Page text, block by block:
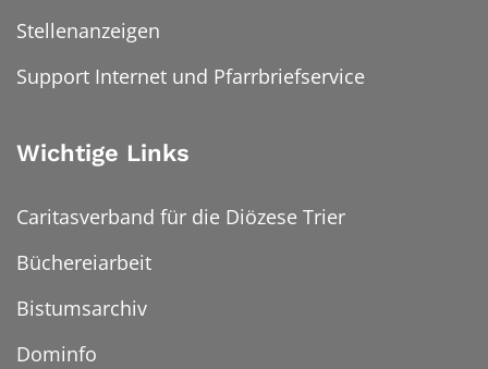
Stellenanzeigen
Support Internet und Pfarrbriefservice
Wichtige Links
Caritasverband für die Diözese Trier
Büchereiarbeit
Bistumsarchiv
Dominfo